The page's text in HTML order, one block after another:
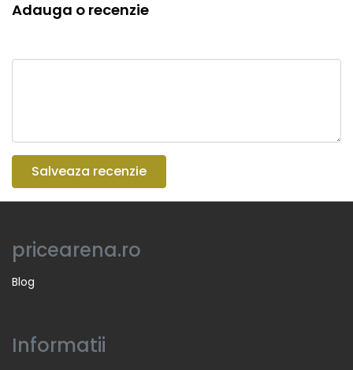
Adauga o recenzie
Salveaza recenzie
pricearena.ro
Blog
Informatii